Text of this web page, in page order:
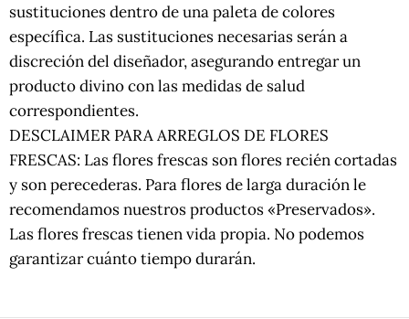
sustituciones dentro de una paleta de colores
específica. Las sustituciones necesarias serán a
discreción del diseñador, asegurando entregar un
producto divino con las medidas de salud
correspondientes.
DESCLAIMER PARA ARREGLOS DE FLORES
FRESCAS: Las flores frescas son flores recién cortadas
y son perecederas. Para flores de larga duración le
recomendamos nuestros productos «Preservados».
Las flores frescas tienen vida propia. No podemos
garantizar cuánto tiempo durarán.